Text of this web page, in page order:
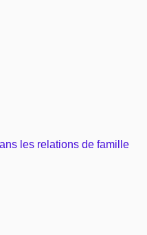
les relations de famille